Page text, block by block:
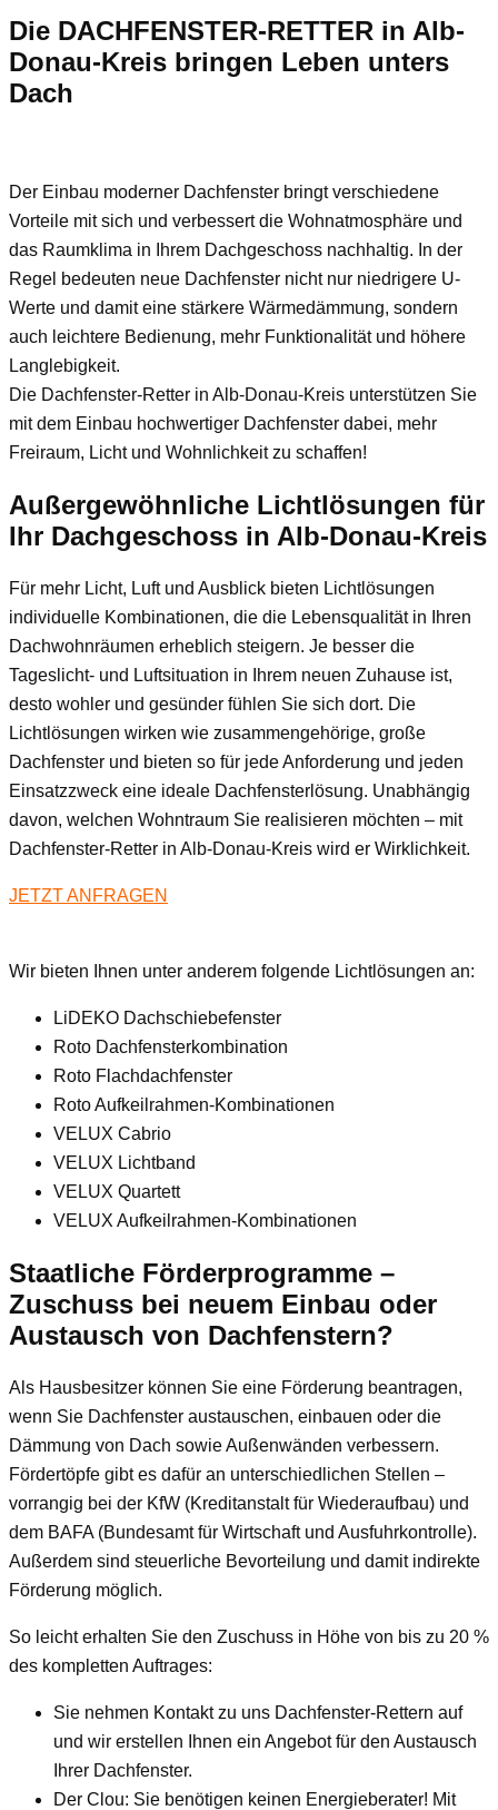
Die DACHFENSTER-RETTER in Alb-
Donau-Kreis bringen Leben unters
Dach
Der Einbau moderner Dachfenster bringt verschiedene
Vorteile mit sich und verbessert die Wohnatmosphäre und
das Raumklima in Ihrem Dachgeschoss nachhaltig. In der
Regel bedeuten neue Dachfenster nicht nur niedrigere U-
Werte und damit eine stärkere Wärmedämmung, sondern
auch leichtere Bedienung, mehr Funktionalität und höhere
Langlebigkeit.
Die Dachfenster-Retter in Alb-Donau-Kreis unterstützen Sie
mit dem Einbau hochwertiger Dachfenster dabei, mehr
Freiraum, Licht und Wohnlichkeit zu schaffen!
Außergewöhnliche Lichtlösungen für
Ihr Dachgeschoss in Alb-Donau-Kreis
Für mehr Licht, Luft und Ausblick bieten Lichtlösungen
individuelle Kombinationen, die die Lebensqualität in Ihren
Dachwohnräumen erheblich steigern. Je besser die
Tageslicht- und Luftsituation in Ihrem neuen Zuhause ist,
desto wohler und gesünder fühlen Sie sich dort. Die
Lichtlösungen wirken wie zusammengehörige, große
Dachfenster und bieten so für jede Anforderung und jeden
Einsatzzweck eine ideale Dachfensterlösung. Unabhängig
davon, welchen Wohntraum Sie realisieren möchten – mit
Dachfenster-Retter in Alb-Donau-Kreis wird er Wirklichkeit.
JETZT ANFRAGEN
Wir bieten Ihnen unter anderem folgende Lichtlösungen an:
LiDEKO Dachschiebefenster
Roto Dachfensterkombination
Roto Flachdachfenster
Roto Aufkeilrahmen-Kombinationen
VELUX Cabrio
VELUX Lichtband
VELUX Quartett
VELUX Aufkeilrahmen-Kombinationen
Staatliche Förderprogramme –
Zuschuss bei neuem Einbau oder
Austausch von Dachfenstern?
Als Hausbesitzer können Sie eine Förderung beantragen,
wenn Sie Dachfenster austauschen, einbauen oder die
Dämmung von Dach sowie Außenwänden verbessern.
Fördertöpfe gibt es dafür an unterschiedlichen Stellen –
vorrangig bei der KfW (Kreditanstalt für Wiederaufbau) und
dem BAFA (Bundesamt für Wirtschaft und Ausfuhrkontrolle).
Außerdem sind steuerliche Bevorteilung und damit indirekte
Förderung möglich.
So leicht erhalten Sie den Zuschuss in Höhe von bis zu 20 %
des kompletten Auftrages:
Sie nehmen Kontakt zu uns Dachfenster-Rettern auf
und wir erstellen Ihnen ein Angebot für den Austausch
Ihrer Dachfenster.
Der Clou: Sie benötigen keinen Energieberater! Mit